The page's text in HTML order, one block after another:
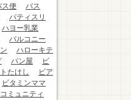
ス便
バス
パティスリ
ハヨー乳業
バルコニー
ハローキテ
パン屋
ビ
たけし
ビア
ビタミンママ
ミュニティ